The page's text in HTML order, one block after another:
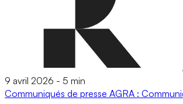
9 avril 2026 - 5 min
Communiqués de presse AGRA :